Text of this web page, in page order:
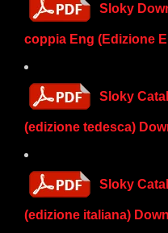
Sloky
coppia Eng (Edizione
Sloky
(edizione tedesca)
Sloky
(edizione italiana)